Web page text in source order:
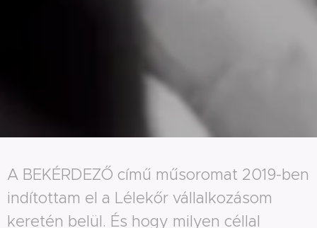
A BEKÉRDEZŐ című műsoromat 2019-ben
indítottam el a Lélekőr vállalkozásom
keretén belül. És hogy milyen céllal